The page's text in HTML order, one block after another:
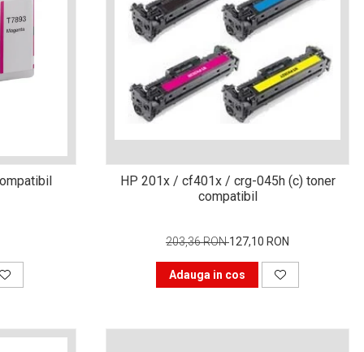
HP 201x / cf401x / crg-045h (c) toner
compatibil
203,36 RON127,10 RON
Adauga in cos